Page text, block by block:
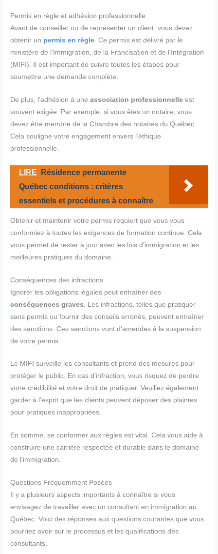
Permis en règle et adhésion professionnelle
Avant de conseiller ou de représenter un client, vous devez
obtenir un permis en règle. Ce permis est délivré par le
ministère de l’Immigration, de la Francisation et de l’Intégration
(MIFI). Il est important de suivre toutes les étapes pour
soumettre une demande complète.
De plus, l’adhésion à uneassociation professionnelle est
souvent exigée. Par exemple, si vous êtes un notaire, vous
devez être membre de la Chambre des notaires du Québec.
Cela souligne votre engagement envers l’éthique
professionnelle.
LIRE
Résidence permanente
Québec conditions : critères
essentiels et procédures à connaître
Obtenir et maintenir votre permis requiert que vous vous
conformiez à toutes les exigences de formation continue. Cela
vous permet de rester à jour avec les lois d’immigration et les
meilleures pratiques du domaine.
Conséquences des infractions
Ignorer les obligations légales peut entraîner des
conséquences graves . Les infractions, telles que pratiquer
sans permis ou fournir des conseils erronés, peuvent entraîner
des sanctions. Ces sanctions vont d’amendes à la suspension
de votre permis.
Le MIFI surveille les consultants et prend des mesures pour
protéger le public. En cas d’infraction, vous risquez de perdre
votre crédibilité et votre droit de pratiquer. Veuillez également
garder à l’esprit que les clients peuvent déposer des plaintes
pour pratiques inappropriées.
En somme, se conformer aux règles est vital. Cela vous aide à
construire une carrière respectée et durable dans le domaine
de l’immigration.
Questions Fréquemment Posées
Il y a plusieurs aspects importants à connaître si vous
envisagez de travailler avec un consultant en immigration au
Québec. Voici des réponses aux questions courantes que vous
pourriez avoir sur le processus et les qualifications des
consultants.